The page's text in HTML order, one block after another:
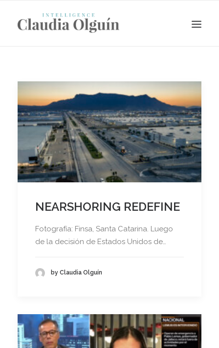
Search
NEARSHORING REDEFINE
Fotografía: Finsa, Santa Catarina. Luego
de la decisión de Estados Unidos de…
by Claudia Olguín